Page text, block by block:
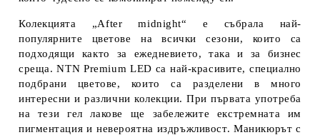
Колекцията „After midnight“ е събрала най-
популярните цветове на всички сезони, които са
подходящи както за ежедневието, така и за бизнес
среща. NTN Premium LED са най-красивите, специално
подбрани цветове, които са разделени в много
интересни и различни колекции. При първата употреба
на тези гел лакове ще забележите екстремната им
пигментация и невероятна издръжливост. Маникюрът с